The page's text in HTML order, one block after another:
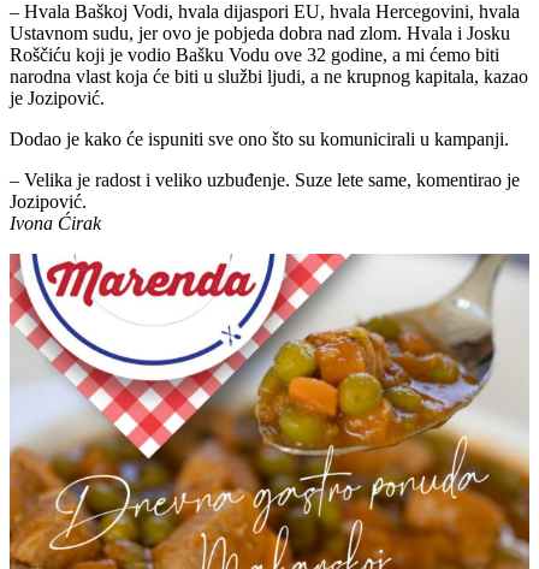
– Hvala Baškoj Vodi, hvala dijaspori EU, hvala Hercegovini, hvala
Ustavnom sudu, jer ovo je pobjeda dobra nad zlom. Hvala i Josku
Roščiću koji je vodio Bašku Vodu ove 32 godine, a mi ćemo biti
narodna vlast koja će biti u službi ljudi, a ne krupnog kapitala, kazao
je Jozipović.
Dodao je kako će ispuniti sve ono što su komunicirali u kampanji.
– Velika je radost i veliko uzbuđenje. Suze lete same, komentirao je
Jozipović.
Ivona Ćirak